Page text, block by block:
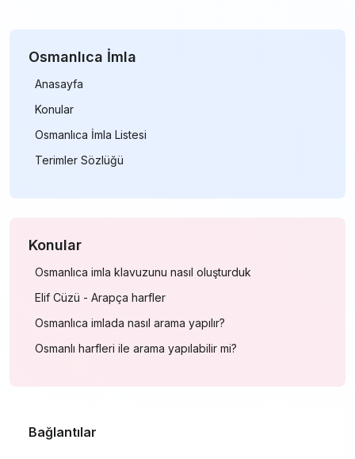
Osmanlıca İmla
Anasayfa
Konular
Osmanlıca İmla Listesi
Terimler Sözlüğü
Konular
Osmanlıca imla klavuzunu nasıl oluşturduk
Elif Cüzü - Arapça harfler
Osmanlıca imlada nasıl arama yapılır?
Osmanlı harfleri ile arama yapılabilir mi?
Bağlantılar